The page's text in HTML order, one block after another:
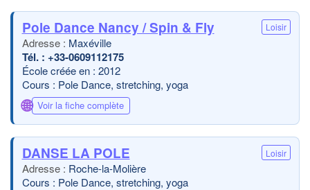
Pole Dance Nancy / Spin & Fly Loisir
Maxéville
+33-0609112175
École créée en : 2012
Cours : Pole Dance, stretching, yoga
🌐 Voir la fiche complète
DANSE LA POLE Loisir
Roche-la-Molière
Cours : Pole Dance, stretching, yoga